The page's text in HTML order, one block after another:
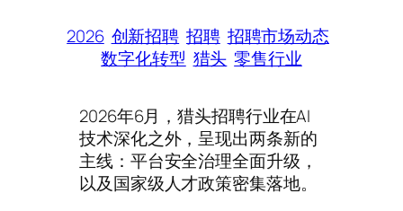
2026 创新招聘 招聘 招聘市场动态
数字化转型 猎头 零售行业
2026年6月，猎头招聘行业在AI
技术深化之外，呈现出两条新的
主线：平台安全治理全面升级，
以及国家级人才政策密集落地。